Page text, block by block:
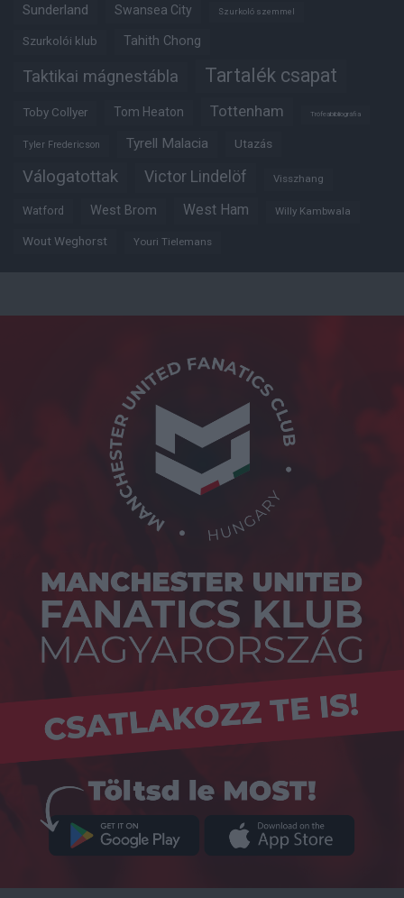
Sunderland Swansea City Szurkoló szemmel
Szurkolói klub Tahith Chong
Taktikai mágnestábla Tartalék csapat
Toby Collyer Tom Heaton Tottenham Trófeabibliográfia
Tyler Fredericson Tyrell Malacia Utazás
Válogatottak Victor Lindelöf Visszhang
Watford West Brom West Ham Willy Kambwala
Wout Weghorst Youri Tielemans